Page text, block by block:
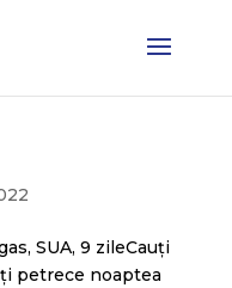
SUA, 9 zileCauți
petrece noaptea